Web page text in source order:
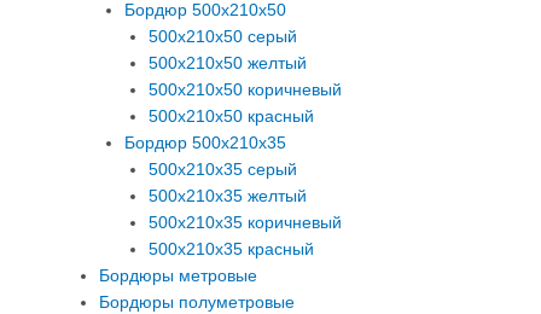
Бордюр 500х210х50
500х210х50 серый
500х210х50 желтый
500х210х50 коричневый
500х210х50 красный
Бордюр 500х210х35
500х210х35 серый
500х210х35 желтый
500х210х35 коричневый
500х210х35 красный
Бордюры метровые
Бордюры полуметровые